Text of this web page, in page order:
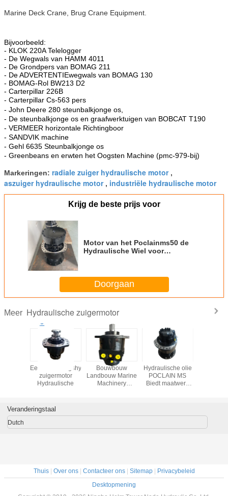
Marine Deck Crane, Brug Crane Equipment.
Bijvoorbeeld:
- KLOK 220A Telelogger
- De Wegwals van HAMM 4011
- De Grondpers van BOMAG 211
- De ADVERTENTIEwegwals van BOMAG 130
- BOMAG-Rol BW213 D2
- Carterpillar 226B
- Carterpillar Cs-563 pers
- John Deere 280 steunbalkjonge os,
- De steunbalkjonge os en graafwerktuigen van BOBCAT T190
- VERMEER horizontale Richtingboor
- SANDVIK machine
- Gehl 6635 Steunbalkjonge os
- Greenbeans en erwten het Oogsten Machine (pmc-979-bij)
Markeringen: radiale zuiger hydraulische motor,
aszuiger hydraulische motor, industriële hydraulische motor
Krijg de beste prijs voor
Motor van het Poclainms50 de
Hydraulische Wiel voor
Doorgaan
Meer Hydraulische zuigermotor
en
Eenversnellingshydraulische
zuigermotor
Hydraulische
Bouwbouw
Landbouw Marine
Machinery
motor Geschikt
machines
Hydraulische olie
POCLAIN MS
Biedt maatwerk
verschillende
Veranderingstaal
Dutch
Thuis| Over ons| Contacteer ons| Sitemap| Privacybeleid
Desktopmening